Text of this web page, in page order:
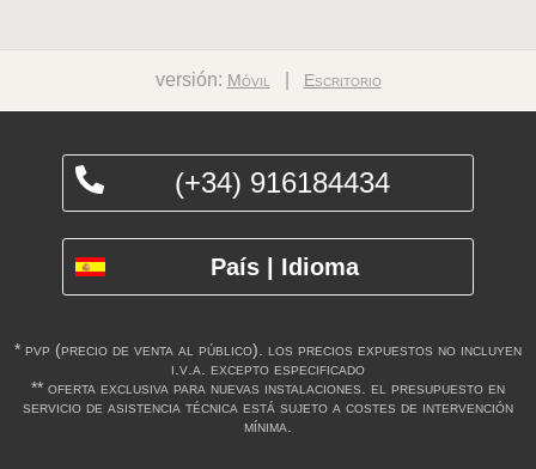
versión: Móvil Escritorio
(+34) 916184434
País | Idioma
* pvp (precio de venta al público). los precios expuestos no incluyen
i.v.a. excepto especificado
** oferta exclusiva para nuevas instalaciones. el presupuesto en
servicio de asistencia técnica está sujeto a costes de intervención
mínima.